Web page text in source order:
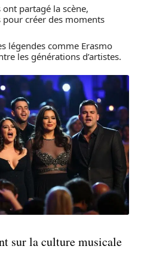
ont partagé la scène,
créer des moments
légendes comme Erasmo
les générations d’artistes.
sur la culture musicale